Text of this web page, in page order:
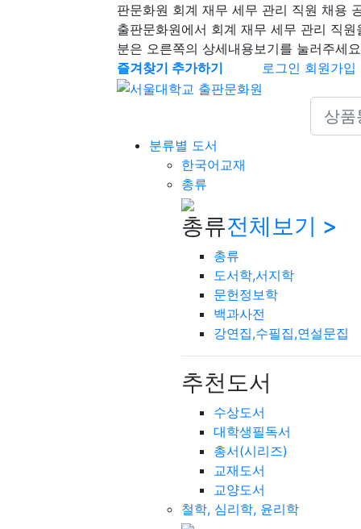
판문화원 회계 재무 세무 관리 직원 채용
출판문화원에서 회계 재무 세무 관리 직
분은 오른쪽의 상세내용보기를 눌러주세
즐겨찾기 추가하기
로그인 회원가입
Search
분류별 도서
한국어교재
총류
총류전체보기 >
총류
도서학,서지학
문헌정보학
백과사전
강연집,수필집,연설문집
추천도서
수상도서
대학생필독서
총서(시리즈)
교재도서
교양도서
철학, 심리학, 윤리학